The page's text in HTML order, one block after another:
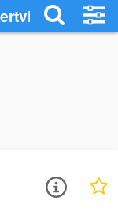
- Ouça